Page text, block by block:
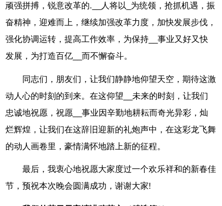
顽强拼搏，锐意改革的.__人将以_为统领，抢抓机遇，振
奋精神，迎难而上，继续加强改革力度，加快发展步伐，
强化协调运转，提高工作效率，为保持__事业又好又快
发展，为打造百亿__而不懈奋斗。
同志们，朋友们，让我们静静地仰望天空，期待这激
动人心的时刻的到来。在这仰望__未来的时刻，让我们
忠诚地祝愿，祝愿__事业因辛勤地耕耘而奇光异彩，灿
烂辉煌，让我们在这辞旧迎新的礼炮声中，在这彩龙飞舞
的动人画卷里，豪情满怀地踏上新的征程。
最后，我衷心地祝愿大家度过一个欢乐祥和的新春佳
节，预祝本次晚会圆满成功，谢谢大家!